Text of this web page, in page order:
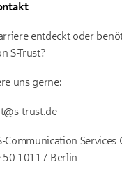
entdeckt oder
S-Trust?
uns gerne:
trust.de
Communication Services
50 10117 Berlin